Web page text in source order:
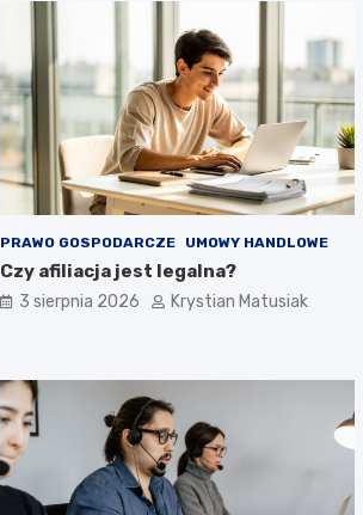
PRAWO GOSPODARCZE UMOWY HANDLOWE
Czy afiliacja jest legalna?
3 sierpnia 2026 Krystian Matusiak